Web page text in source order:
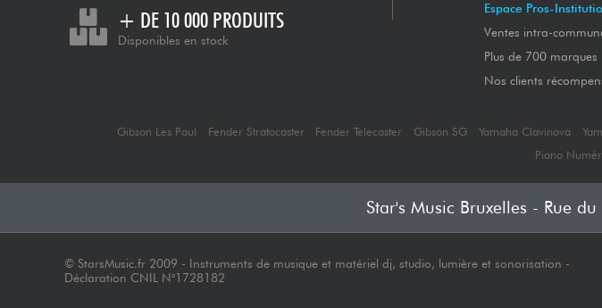
+ DE 10 000 PRODUITS
Disponibles en stock
Espace Pros-
Ventes intra-
Plus de 700 marques
Nos clients
Gibson Les Paul Fender Stratocaster Fender Telecaster Gibson SG Yamaha Clavinova
Piano
Star's Music Bruxelles - Rue
© StarsMusic.fr 2009 - Instruments de musique et matériel dj, studio, lumière et sonorisation -
Déclaration CNIL N°1728182